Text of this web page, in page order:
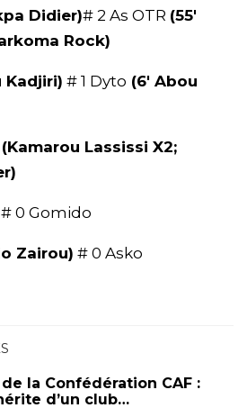
Didier)# 2 As OTR (55′
Rock)
Kadjiri) # 1 Dyto (6′ Abou
(Kamarou Lassissi X2;
# 0 Gomido
Zairou) # 0 Asko
la Confédération CAF :
d’un club…